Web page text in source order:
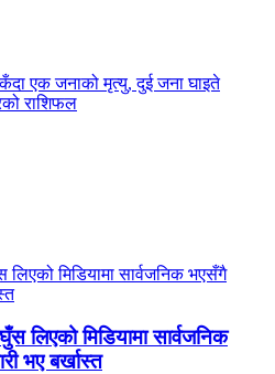
एक जनाको मृत्यु, दुई जना घाइते
राशिफल
लिएको मिडियामा सार्वजनिक
भए बर्खास्त